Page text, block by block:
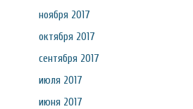
ноября 2017
октября 2017
сентября 2017
июля 2017
июня 2017